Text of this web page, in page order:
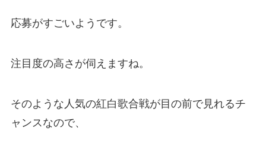
応募がすごいようです。
注目度の高さが伺えますね。
そのような人気の紅白歌合戦が目の前で見れるチ
ャンスなので、